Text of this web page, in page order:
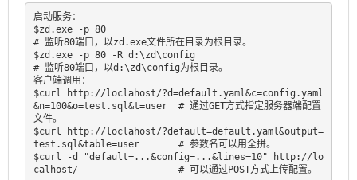
启动服务：
$zd.exe -p 80
# 监听80端口，以zd.exe文件所在目录为根目录。
$zd.exe -p 80 -R d:\zd\config
# 监听80端口，以d:\zd\config为根目录。
客户端调用：
$curl http://loclahost/?d=default.yaml&c=config.yaml
&n=100&o=test.sql&t=user  # 通过GET方式指定服务器端配置
文件。
$curl http://loclahost/?default=default.yaml&output=
test.sql&table=user       # 参数名可以用全拼。
$curl -d "default=...&config=...&lines=10" http://lo
calhost/                  # 可以通过POST方式上传配置。